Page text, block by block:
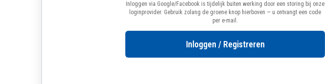
Inloggen via Google/Facebook is tijdelijk buiten werking door een storing bij onze
loginprovider. Gebruik zolang de groene knop hierboven — u ontvangt een code
per e-mail.
Inloggen / Registreren